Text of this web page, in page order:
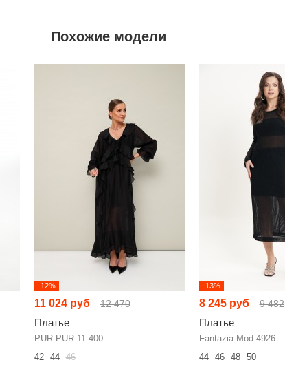
Похожие модели
-12%
11 024 руб 12 470
Платье
PUR PUR 11-400
42
44 46
-13%
8 245 руб 9 482
Платье
Fantazia Mod 4926
44
46 48 50